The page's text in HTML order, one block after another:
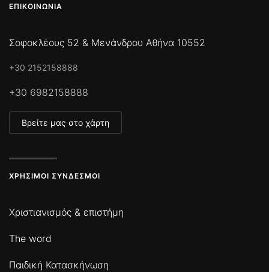
ΕΠΙΚΟΙΝΩΝΊΑ
Σοφοκλέους 52 & Μενάνδρου Αθήνα 10552
+30 2152158888
+30 6982158888
Βρείτε μας στο χάρτη
ΧΡΉΣΙΜΟΙ ΣΎΝΔΕΣΜΟΙ
Χριστιανισμός & επιστήμη
The word
Παιδική Κατασκήνωση